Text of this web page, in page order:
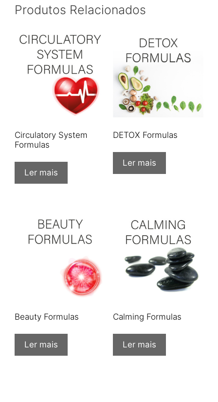
Produtos Relacionados
Circulatory System
Formulas
Ler mais
DETOX Formulas
Ler mais
Beauty Formulas
Ler mais
Calming Formulas
Ler mais